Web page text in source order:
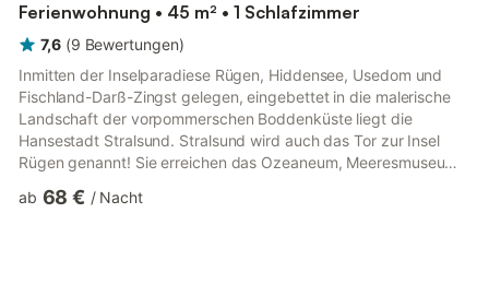
Ferienwohnung • 45 m² • 1 Schlafzimmer
7,6 (9 Bewertungen)
Inmitten der Inselparadiese Rügen, Hiddensee, Usedom und
Fischland-Darß-Zingst gelegen, eingebettet in die malerische
Landschaft der vorpommerschen Boddenküste liegt die
Hansestadt Stralsund. Stralsund wird auch das Tor zur Insel
Rügen genannt! Sie erreichen das Ozeaneum, Meeresmuseum
wenigen Schritten. Infos zur historischen Altstadt:
ab 68 € / Nacht